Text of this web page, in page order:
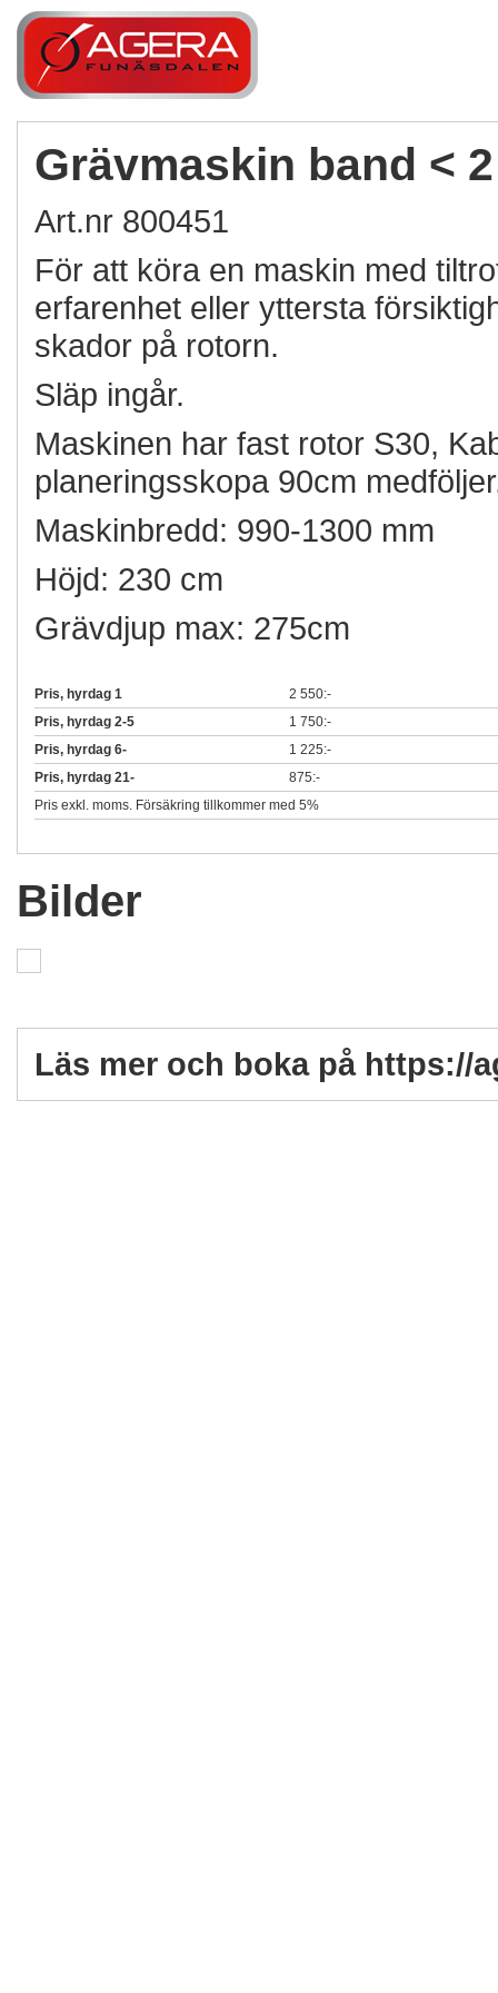
Grävmaskin band <
Art.nr 800451
För att köra en maskin med
erfarenhet eller yttersta
skador på rotorn.
Släp ingår.
Maskinen har fast rotor S30,
planeringsskopa 90cm
Maskinbredd: 990-1300 mm
Höjd: 230 cm
Grävdjup max: 275cm
Pris, hyrdag 1
2 550:-
Pris, hyrdag 2-5
1 750:-
Pris, hyrdag 6-
1 225:-
Pris, hyrdag 21-
875:-
Pris exkl. moms. Försäkring tillkommer med 5%
Bilder
Läs mer och boka på https://